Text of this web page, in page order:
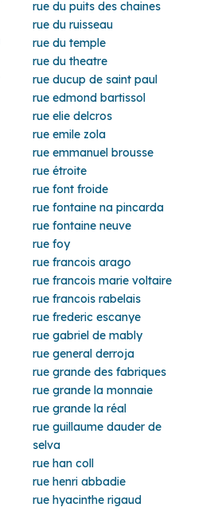
rue du puits des chaines
rue du ruisseau
rue du temple
rue du theatre
rue ducup de saint paul
rue edmond bartissol
rue elie delcros
rue emile zola
rue emmanuel brousse
rue étroite
rue font froide
rue fontaine na pincarda
rue fontaine neuve
rue foy
rue francois arago
rue francois marie voltaire
rue francois rabelais
rue frederic escanye
rue gabriel de mably
rue general derroja
rue grande des fabriques
rue grande la monnaie
rue grande la réal
rue guillaume dauder de
selva
rue han coll
rue henri abbadie
rue hyacinthe rigaud